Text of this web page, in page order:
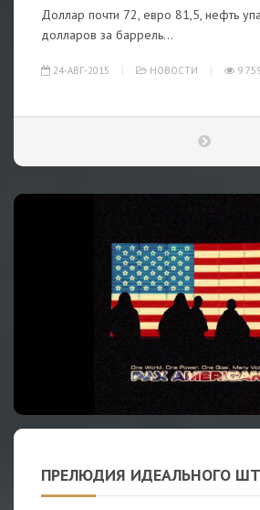
Доллар почти 72, евро 81,5, нефть
долларов за баррель...
24-АВГ-2015 НОВОСТИ 9
ПРЕЛЮДИЯ ИДЕАЛЬНОГО